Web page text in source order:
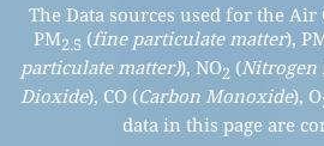
The Data sources used for the
PM2.5 (fine particulate matter),
particulate matter)), NO2 (Nitrogen
Dioxide), CO (Carbon Monoxide), O
data in this page are